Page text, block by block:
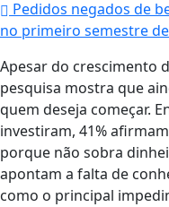
Pedidos negados de
no primeiro semestre
Apesar do crescimento
pesquisa mostra que
quem deseja começar.
investiram, 41%
porque não sobra
apontam a falta de
como o principal